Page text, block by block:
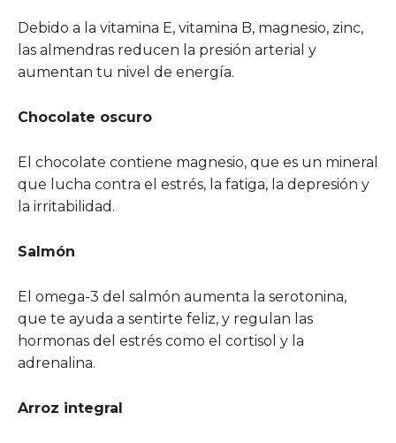
Debido a la vitamina E, vitamina B, magnesio, zinc,
las almendras reducen la presión arterial y
aumentan tu nivel de energía.
Chocolate oscuro
El chocolate contiene magnesio, que es un mineral
que lucha contra el estrés, la fatiga, la depresión y
la irritabilidad.
Salmón
El omega-3 del salmón aumenta la serotonina,
que te ayuda a sentirte feliz, y regulan las
hormonas del estrés como el cortisol y la
adrenalina.
Arroz integral